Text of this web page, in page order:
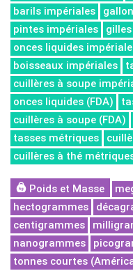
barils impériales
pintes impériales
onces liquides
boisseaux impériales
cuillères à soupe
onces liquides (FDA)
cuillères à soupe (FDA)
tasses métriques
cuillères à thé
Poids et Masse
hectogrammes
centigrammes
nanogrammes
tonnes courtes